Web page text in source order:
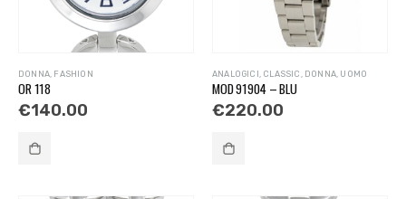
DONNA FASHION
OR 118
€140.00
ANALOGICI CLASSIC DONNA UOMO
MOD 91904 – BLU
€220.00